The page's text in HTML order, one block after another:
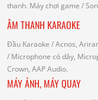
thanh. Máy chơi game /
ÂM THANH KARAOKE
Đầu Karaoke / Acnos,
/ Microphone có dây,
Crown, AAP Audio.
MÁY ẢNH, MÁY QUAY